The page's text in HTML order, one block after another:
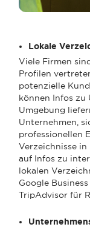
Lokale
Viele Firmen
Profilen
potenzielle
können Infos zu
Umgebung
Unternehmen,
professionellen
Verzeichnisse
auf Infos zu
lokalen
Google
TripAdvisor für